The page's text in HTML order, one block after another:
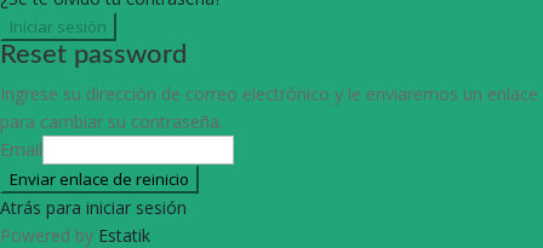
Iniciar sesión
Reset password
Ingrese su dirección de correo electrónico y le enviaremos un enlace
para cambiar su contraseña.
Email
Enviar enlace de reinicio
Atrás para iniciar sesión
Powered by Estatik